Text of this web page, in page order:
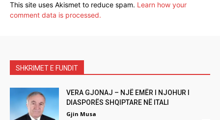
This site uses Akismet to reduce spam. Learn how your
comment data is processed.
SHKRIMET E FUNDIT
VERA GJONAJ – NJË EMËR I NJOHUR I
DIASPORËS SHQIPTARE NË ITALI
Gjin Musa